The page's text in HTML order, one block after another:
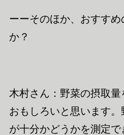
ーーそのほか、おすす
か？
木村さん：野菜の摂取
おもしろいと思います
が十分かどうかを測定